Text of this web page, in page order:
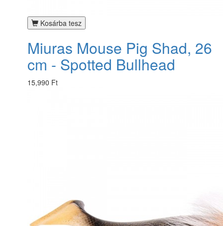
Kosárba tesz
Miuras Mouse Pig Shad, 26
cm - Spotted Bullhead
15,990 Ft